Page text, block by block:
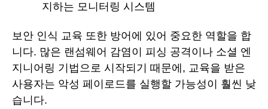
지하는 모니터링 시스템
보안 인식 교육 또한 방어에 있어 중요한 역할을 합
니다. 많은 랜섬웨어 감염이 피싱 공격이나 소셜 엔
지니어링 기법으로 시작되기 때문에, 교육을 받은
사용자는 악성 페이로드를 실행할 가능성이 훨씬 낮
습니다.